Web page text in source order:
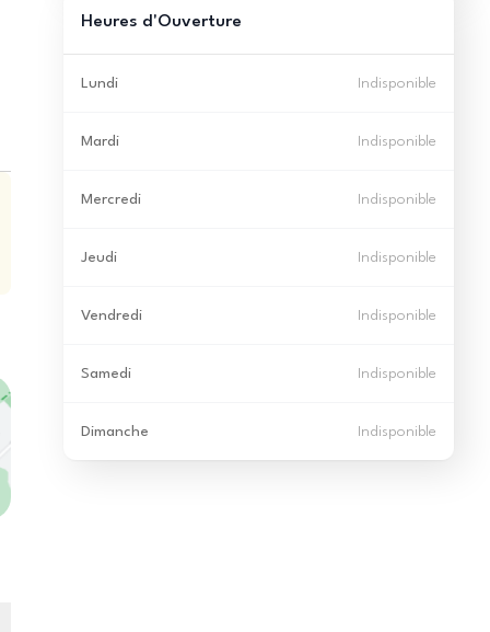
Heures d'Ouverture
Lundi Indisponible
Mardi Indisponible
Mercredi Indisponible
Jeudi Indisponible
Vendredi Indisponible
Samedi Indisponible
Dimanche Indisponible